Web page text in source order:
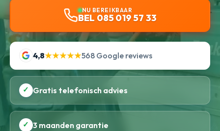
NU BEREIKBAAR
BEL 085 019 57 33
4,8★★★★★568 Google reviews
✓ Gratis telefonisch advies
✓ 3 maanden garantie